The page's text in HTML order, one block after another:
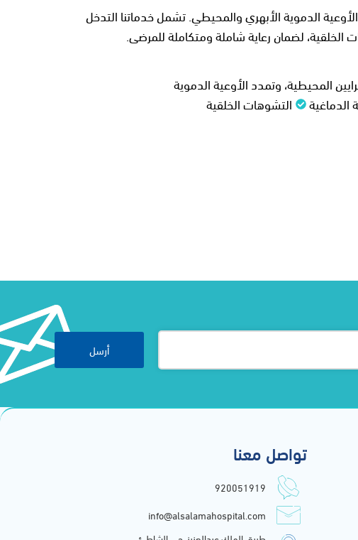
وتمدد الأوعية الدموية الأبهري والمحيطي. تشمل خدماتنا التدخل
الخلقية، لضمان رعاية شاملة ومتكاملة للمرضى.
المحيطية، وتمدد الأوعية الدموية
الدماغية
التشوهات الخلقية
أرسل
تواصل معنا
920051919
info@alsalamahospital.com